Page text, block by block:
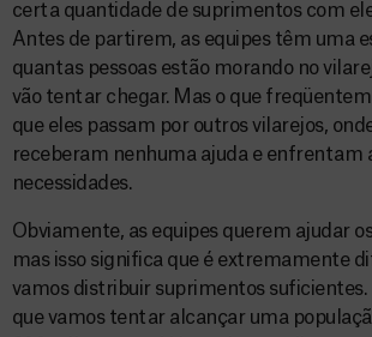
certa quantidade de suprimentos com
Antes de partirem, as equipes têm uma
quantas pessoas estão morando no
vão tentar chegar. Mas o que
que eles passam por outros vilarejos,
receberam nenhuma ajuda e enfrentam
necessidades.
Obviamente, as equipes querem ajudar
mas isso significa que é extremamente
vamos distribuir suprimentos suficientes.
que vamos tentar alcançar uma